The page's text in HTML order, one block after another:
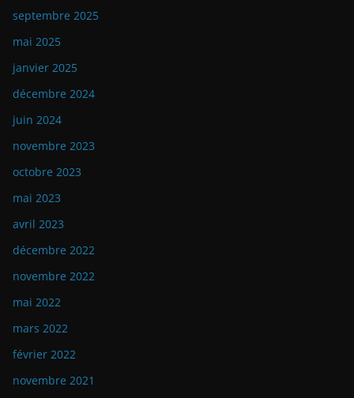
septembre 2025
mai 2025
janvier 2025
décembre 2024
juin 2024
novembre 2023
octobre 2023
mai 2023
avril 2023
décembre 2022
novembre 2022
mai 2022
mars 2022
février 2022
novembre 2021